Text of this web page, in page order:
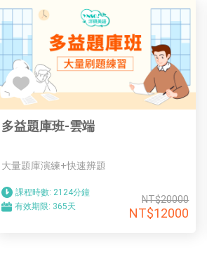
多益題庫班-雲端
大量題庫演練+快速辨題
課程時數: 2124分鐘
有效期限: 365天
NT$20000
NT$12000